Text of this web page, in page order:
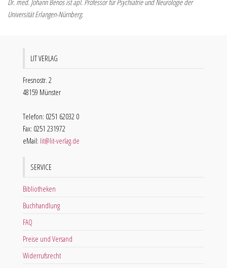
Dr. med. Johann Benos ist apl. Professor für Psychiatrie und Neurologie der
Universität Erlangen-Nürnberg.
LIT VERLAG
Fresnostr. 2
48159 Münster
Telefon: 0251 62032 0
Fax: 0251 231972
eMail: lit@lit-verlag.de
SERVICE
Bibliotheken
Buchhandlung
FAQ
Preise und Versand
Widerrufsrecht